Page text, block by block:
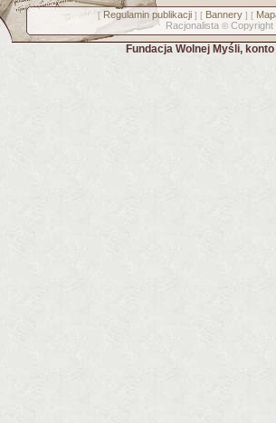
[ Regulamin publikacji] [ Bannery] [
Racjonalista © Copyright
Fundacja Wolnej Myśli,